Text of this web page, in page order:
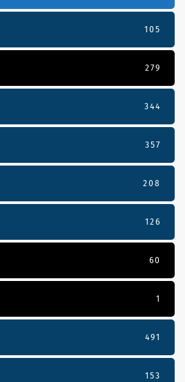
105
279
344
357
208
126
60
1
491
153